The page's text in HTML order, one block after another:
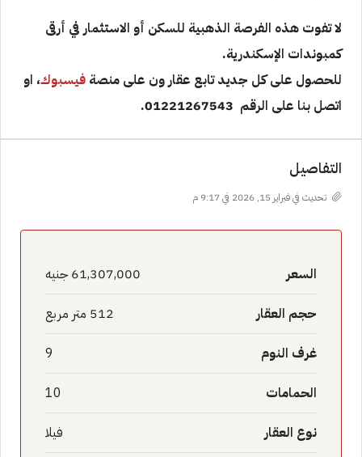
لا تفوت هذه الفرصة الذهبية للسكن أو الاستثمار في أرقى
كمبوندات الإسكندرية.
للحصول على كل جديد تابع عقار ون على منصة فيسبوك، او
اتصل بنا على الرقم 01221267543.
التفاصيل
تحديث في فبراير 15, 2026 في 9:17 م
السعر 61,307,000 جنيه
حجم العقار 512 متر مربع
غرف النوم 9
الحمامات 10
نوع العقار فيلا